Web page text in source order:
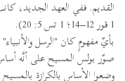
1 قور 12–14؛ 1 تس 5: 20).
بأيّ مفهومٍ كان "الرسل
صوّر بولس المسيح على أنَّه